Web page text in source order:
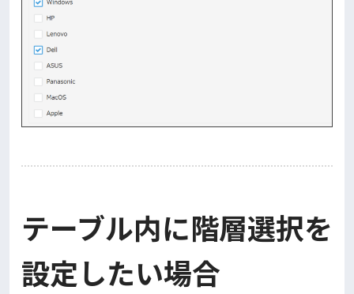
テーブル内に階層選択を
設定したい場合